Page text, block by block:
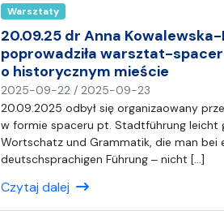
A
n
i
a
Warsztaty
20.09.25 dr Anna
poprowadziła warsztat-
o historycznym mieście
2025-09-22 / 2025-09-23
a
p
s
(
20.09.2025 odbył się organizaowany
w formie spaceru pt. Stadtführung leicht
Wortschatz und Grammatik, die man bei
deutschsprachigen Führung ‒ nicht […]
Czytaj dalej